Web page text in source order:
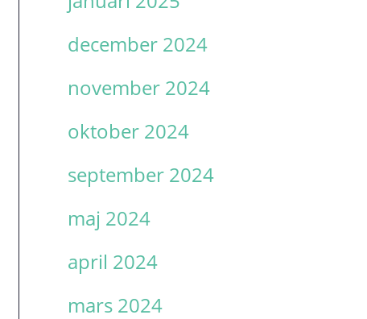
december 2024
november 2024
oktober 2024
september 2024
maj 2024
april 2024
mars 2024